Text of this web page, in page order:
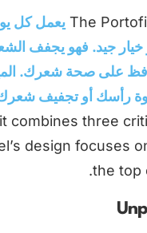
The يعمل كل
جيد. فهو يجفف
على صحة شعرك.
رأسك أو تجفيف
combines three
design focuses
the top